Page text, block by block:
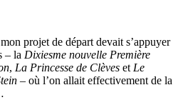
projet de départ devait s’appuyer
– la Dixiesme nouvelle Première
, La Princesse de Clèves et Le
– où l’on allait effectivement de la